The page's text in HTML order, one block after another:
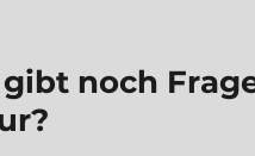
gibt noch